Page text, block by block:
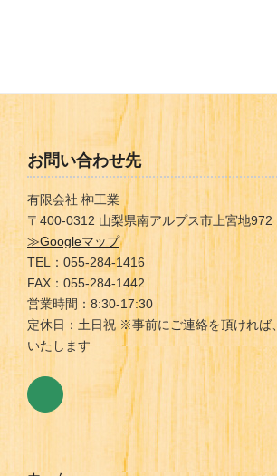
お問い合わせ先
有限会社 榊工業
〒400-0312 山梨県南アルプス市上宮地972
≫Googleマップ
TEL：055-284-1416
FAX：055-284-1442
営業時間：8:30-17:30
定休日：土日祝 ※事前にご連絡を頂ければ
いたします